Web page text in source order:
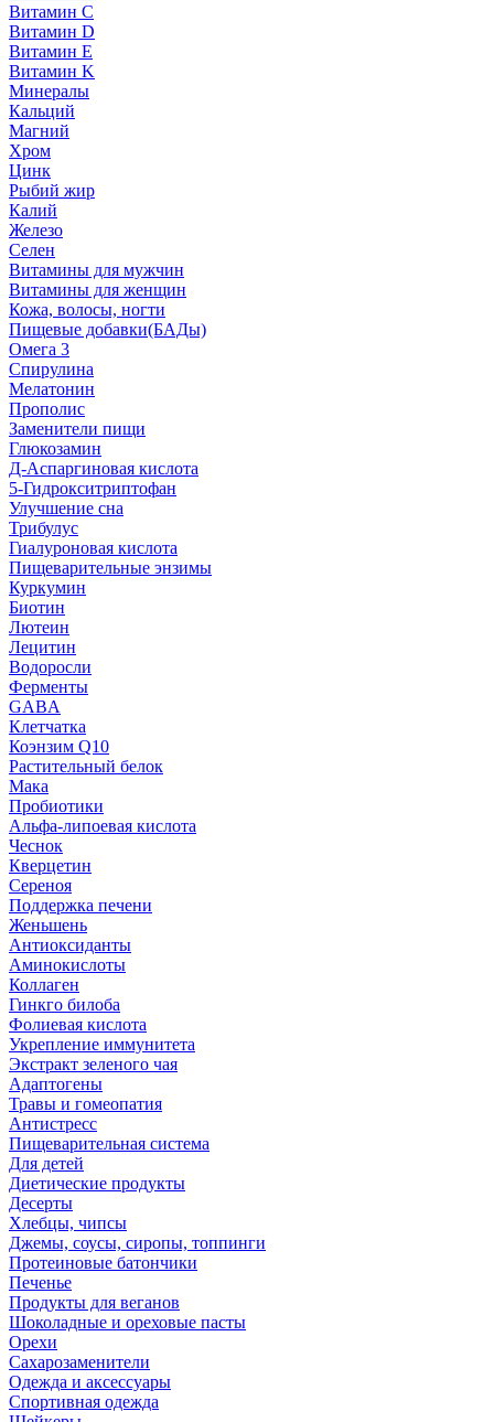
Витамин C
Витамин D
Витамин E
Витамин K
Минералы
Кальций
Магний
Хром
Цинк
Рыбий жир
Калий
Железо
Селен
Витамины для мужчин
Витамины для женщин
Кожа, волосы, ногти
Пищевые добавки(БАДы)
Омега 3
Спирулина
Мелатонин
Прополис
Заменители пищи
Глюкозамин
Д-Аспаргиновая кислота
5-Гидрокситриптофан
Улучшение сна
Трибулус
Гиалуроновая кислота
Пищеварительные энзимы
Куркумин
Биотин
Лютеин
Лецитин
Водоросли
Ферменты
GABA
Клетчатка
Коэнзим Q10
Растительный белок
Мака
Пробиотики
Альфа-липоевая кислота
Чеснок
Кверцетин
Сереноя
Поддержка печени
Женьшень
Антиоксиданты
Аминокислоты
Коллаген
Гинкго билоба
Фолиевая кислота
Укрепление иммунитета
Экстракт зеленого чая
Адаптогены
Травы и гомеопатия
Антистресс
Пищеварительная система
Для детей
Диетические продукты
Десерты
Хлебцы, чипсы
Джемы, соусы, сиропы, топпинги
Протеиновые батончики
Печенье
Продукты для веганов
Шоколадные и ореховые пасты
Орехи
Сахарозаменители
Одежда и аксессуары
Спортивная одежда